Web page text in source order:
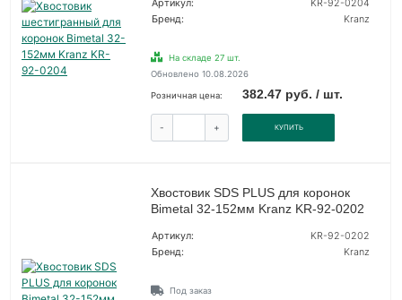
Артикул:
KR-92-0204
Бренд:
Kranz
На складе 27 шт.
Обновлено 10.08.2026
Розничная цена: 382.47 руб. / шт.
- + КУПИТЬ
Хвостовик SDS PLUS для коронок
Bimetal 32-152мм Kranz KR-92-0202
Артикул:
KR-92-0202
Бренд:
Kranz
Под заказ